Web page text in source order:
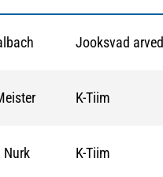
Jooksvad arved
K-Tiim
Nurk K-Tiim